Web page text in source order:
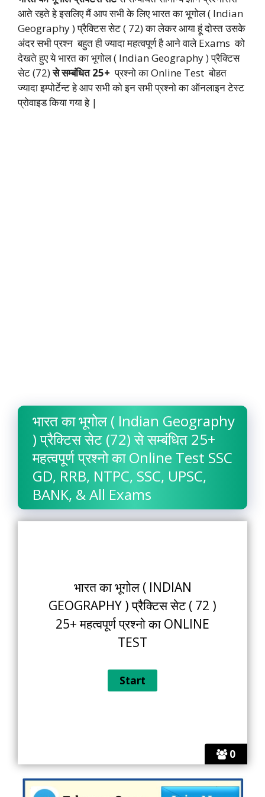
आते रहते हे इसलिए मैं आप सभी के लिए भारत का भूगोल ( Indian
Geography ) प्रैक्टिस सेट ( 72) का लेकर आया हूं दोस्त उसके
अंदर सभी प्रश्न बहुत ही ज्यादा महत्वपूर्ण है आने वाले Exams को
देखते हुए ये भारत का भूगोल ( Indian Geography ) प्रैक्टिस
सेट (72)से सम्बंधित 25+ प्रश्नो का Online Test बोहत
ज्यादा इम्पोर्टेन्ट हे आप सभी को इन सभी प्रश्नो का ऑनलाइन टेस्ट
प्रोवाइड किया गया हे |
भारत का भूगोल ( Indian Geography
) प्रैक्टिस सेट (72) से सम्बंधित 25+
महत्वपूर्ण प्रश्नो का Online Test SSC
GD, RRB, NTPC, SSC, UPSC,
BANK, & All Exams
0
भारत का भूगोल ( INDIAN
GEOGRAPHY ) प्रैक्टिस सेट ( 72 )
25+ महत्वपूर्ण प्रश्नो का ONLINE
TEST